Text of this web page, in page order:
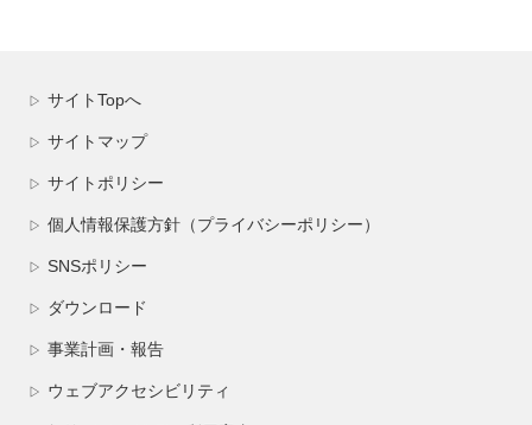
▷ サイトTopへ
▷ サイトマップ
▷ サイトポリシー
▷ 個人情報保護方針（プライバシーポリシー）
▷ SNSポリシー
▷ ダウンロード
▷ 事業計画・報告
▷ ウェブアクセシビリティ